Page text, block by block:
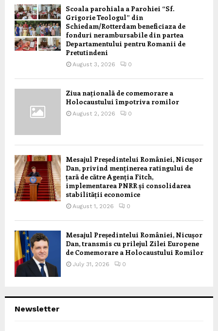
Scoala parohiala a Parohiei “Sf.
Grigorie Teologul” din
Schiedam/Rotterdam beneficiaza de
fonduri nerambursabile din partea
Departamentului pentru Romanii de
Pretutindeni
August 3, 2026 0
Ziua națională de comemorare a
Holocaustului împotriva romilor
August 2, 2026 0
Mesajul Președintelui României, Nicușor
Dan, privind menținerea ratingului de
țară de către Agenția Fitch,
implementarea PNRR și consolidarea
stabilității economice
August 1, 2026 0
Mesajul Președintelui României, Nicușor
Dan, transmis cu prilejul Zilei Europene
de Comemorare a Holocaustului Romilor
July 31, 2026 0
Newsletter